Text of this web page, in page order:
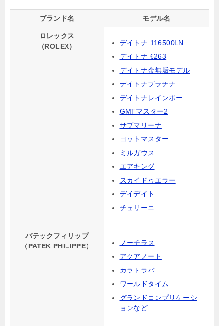
ブランド名 モデル名
ロレックス
（ROLEX）
デイトナ 116500LN
デイトナ 6263
デイトナ金無垢モデル
デイトナプラチナ
デイトナレインボー
GMTマスター2
サブマリーナ
ヨットマスター
ミルガウス
エアキング
スカイドゥエラー
デイデイト
チェリーニ
パテックフィリップ
（PATEK PHILIPPE）
ノーチラス
アクアノート
カラトラバ
ワールドタイム
グランドコンプリケーシ
ョンなど